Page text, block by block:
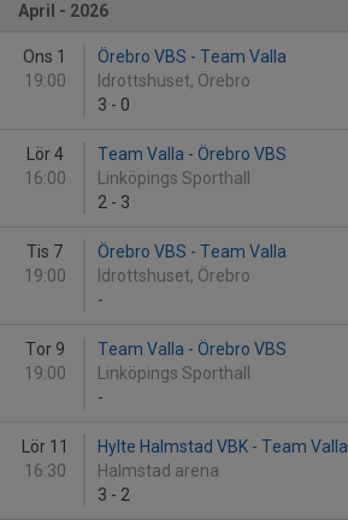
April - 2026
Ons 1
19:00
Örebro VBS - Team Valla
Idrottshuset, Örebro
3 - 0
Lör 4
16:00
Team Valla - Örebro VBS
Linköpings Sporthall
2 - 3
Tis 7
19:00
Örebro VBS - Team Valla
Idrottshuset, Örebro
-
Tor 9
19:00
Team Valla - Örebro VBS
Linköpings Sporthall
-
Lör 11
16:30
Hylte Halmstad VBK - Team Valla
Halmstad arena
3 - 2